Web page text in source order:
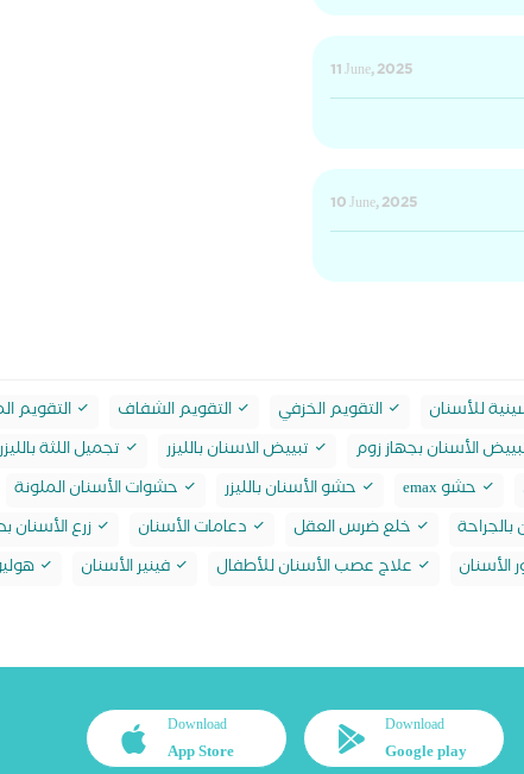
11 June, 2025
10 June, 2025
للأسنان التقويم الخزفي التقويم الشفاف التقويم
الأسنان بجهاز زوم تبييض الاسنان بالليزر تجميل اللثة بالليزر
حشو emax حشو الأسنان بالليزر حشوات الأسنان الملونة
بالجراحة خلع ضرس العقل دعامات الأسنان زرع الأسنان
الأسنان علاج عصب الأسنان للأطفال فينير الأسنان
Download
Google play
Download
App Store